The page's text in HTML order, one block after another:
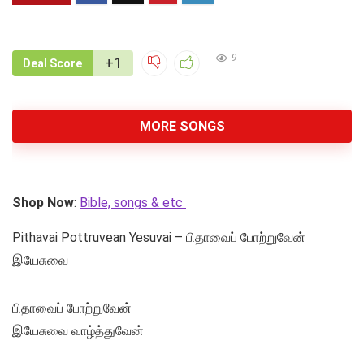
Deal Score +1 9
MORE SONGS
Shop Now: Bible, songs & etc
Pithavai Pottruvean Yesuvai – பிதாவைப் போற்றுவேன்
இயேசுவை
பிதாவைப் போற்றுவேன்
இயேசுவை வாழ்த்துவேன்